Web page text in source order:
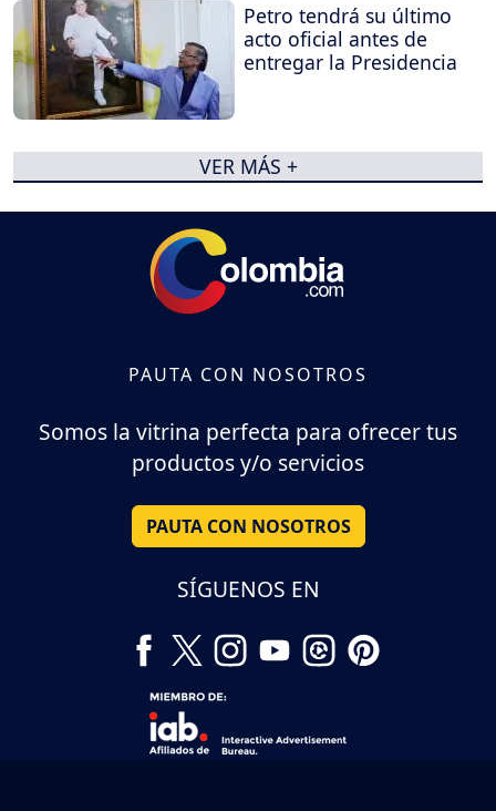
Petro tendrá su último
acto oficial antes de
entregar la Presidencia
VER MÁS +
PAUTA CON NOSOTROS
Somos la vitrina perfecta para ofrecer tus
productos y/o servicios
PAUTA CON NOSOTROS
SÍGUENOS EN